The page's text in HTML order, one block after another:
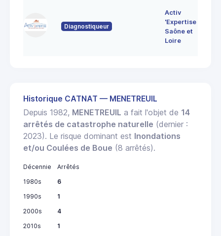
Diagnostiqueur
Activ
'Expertise
Saône et
Loire
Historique CATNAT — MENETREUIL
Depuis 1982, MENETREUIL a fait l'objet de 14
arrêtés de catastrophe naturelle (dernier :
2023). Le risque dominant est Inondations
et/ou Coulées de Boue (8 arrêtés).
Décennie
Arrêtés
1980s
6
1990s
1
2000s
4
2010s
1